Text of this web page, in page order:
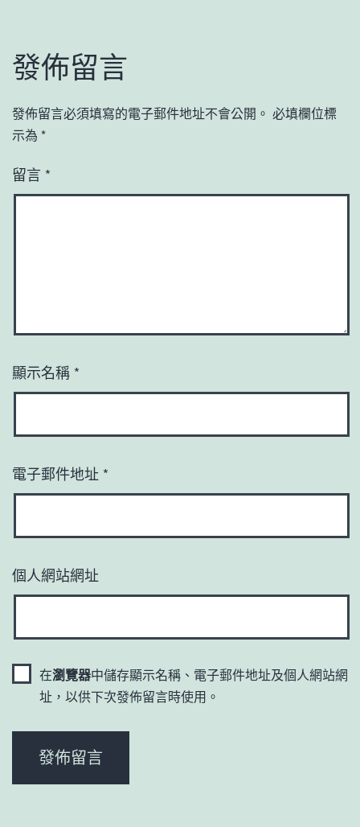
發佈留言
發佈留言必須填寫的電子郵件地址不會公開。 必填欄位標
示為 *
留言 *
顯示名稱 *
電子郵件地址 *
個人網站網址
在瀏覽器中儲存顯示名稱、電子郵件地址及個人網站網
址，以供下次發佈留言時使用。